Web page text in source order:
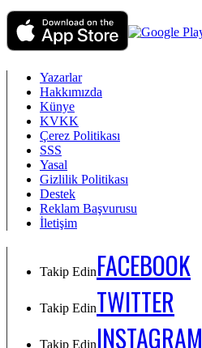
Yazarlar
Hakkımızda
Künye
KVKK
Çerez Politikası
SSS
Yasal
Gizlilik Politikası
Destek
Reklam Başvurusu
İletişim
Takip EdinFACEBOOK
Takip EdinTWITTER
Takip EdinINSTAGRAM